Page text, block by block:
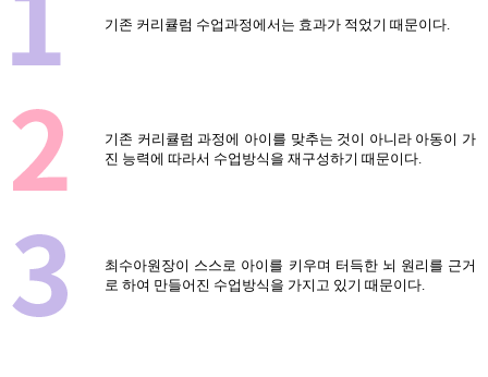
기존 커리큘럼 수업과정에서는 효과가 적었기 때문이다.
기존 커리큘럼 과정에 아이를 맞추는 것이 아니라 아동이 가
진 능력에 따라서 수업방식을 재구성하기 때문이다.
최수아원장이 스스로 아이를 키우며 터득한 뇌 원리를 근거
로 하여 만들어진 수업방식을 가지고 있기 때문이다.